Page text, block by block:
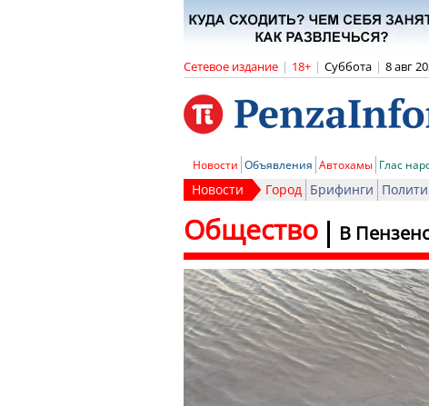
Сетевое издание | 18+ | Суббота | 8 авг
Новости Объявления Автохамы Глас
Новости Город Брифинги
В
Общество